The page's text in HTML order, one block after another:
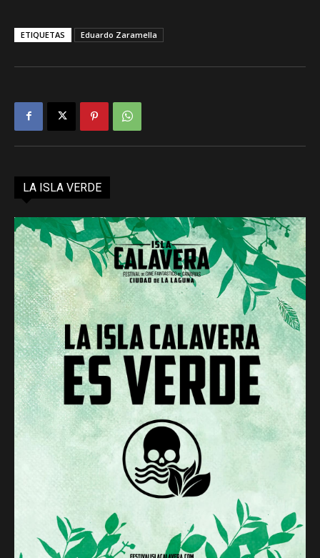
ETIQUETAS Eduardo Zaramella
LA ISLA VERDE